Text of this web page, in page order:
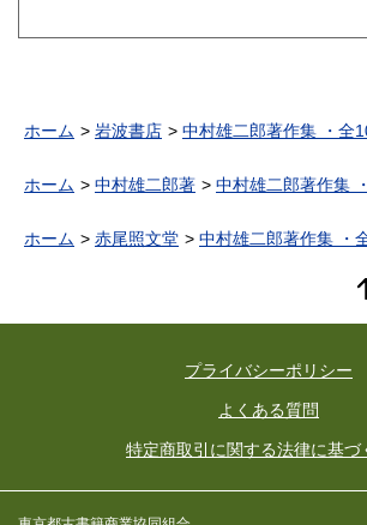
ホーム 岩波書店 中村雄二郎著作集 ・全
ホーム 中村雄二郎著 中村雄二郎著作集
ホーム 赤尾照文堂 中村雄二郎著作集 ・
プライバシーポリシー
よくある質問
特定商取引に関する法律に基づ